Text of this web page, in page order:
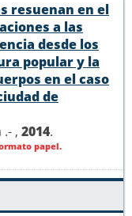
resuenan en el
a las
desde los
popular y la
en el caso
de
, 2014.
papel.